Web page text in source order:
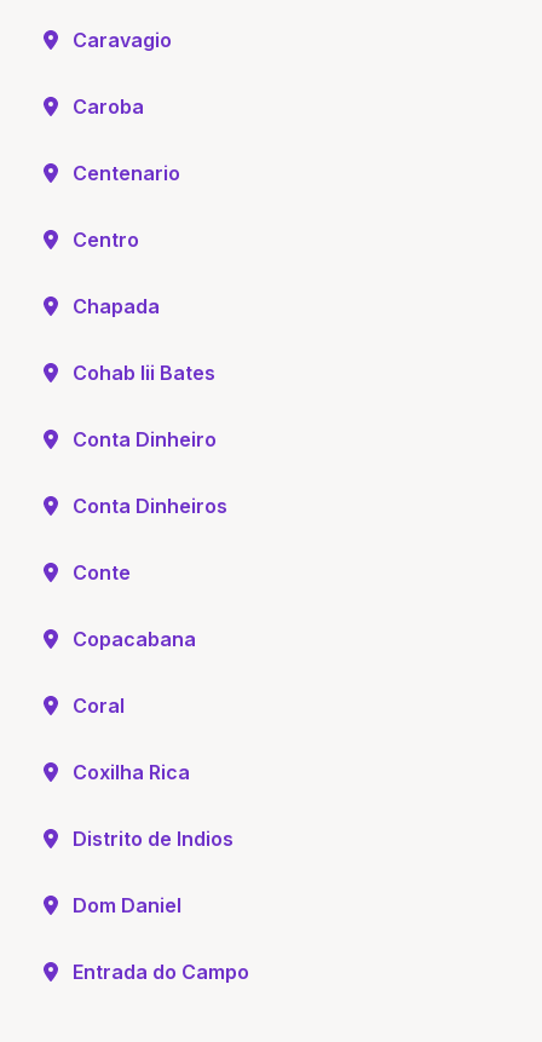
Caravagio
Caroba
Centenario
Centro
Chapada
Cohab Iii Bates
Conta Dinheiro
Conta Dinheiros
Conte
Copacabana
Coral
Coxilha Rica
Distrito de Indios
Dom Daniel
Entrada do Campo